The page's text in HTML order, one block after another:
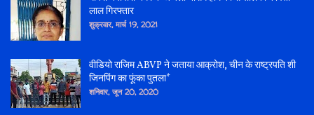
लाल गिरफ्तार
शुक्रवार, मार्च 19, 2021
वीडियो राजिम ABVP ने जताया आक्रोश, चीन के राष्ट्रपति शी
जिनपिंग का फूंका पुतला*
शनिवार, जून 20, 2020